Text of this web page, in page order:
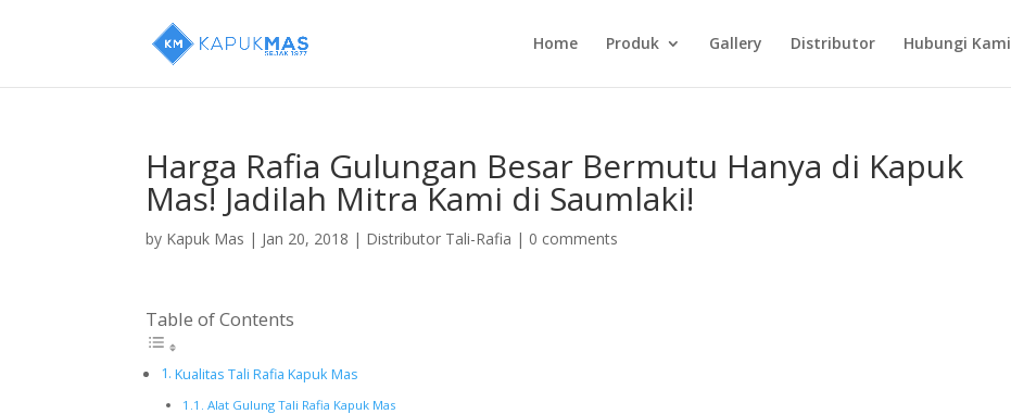
Home Produk Gallery Distributor Hubungi Kami
Harga Rafia Gulungan Besar Bermutu Hanya di Kapuk
Mas! Jadilah Mitra Kami di Saumlaki!
by Kapuk Mas | Jan 20, 2018 | Distributor Tali-Rafia | 0 comments
Table of Contents
Kualitas Tali Rafia Kapuk Mas
Alat Gulung Tali Rafia Kapuk Mas